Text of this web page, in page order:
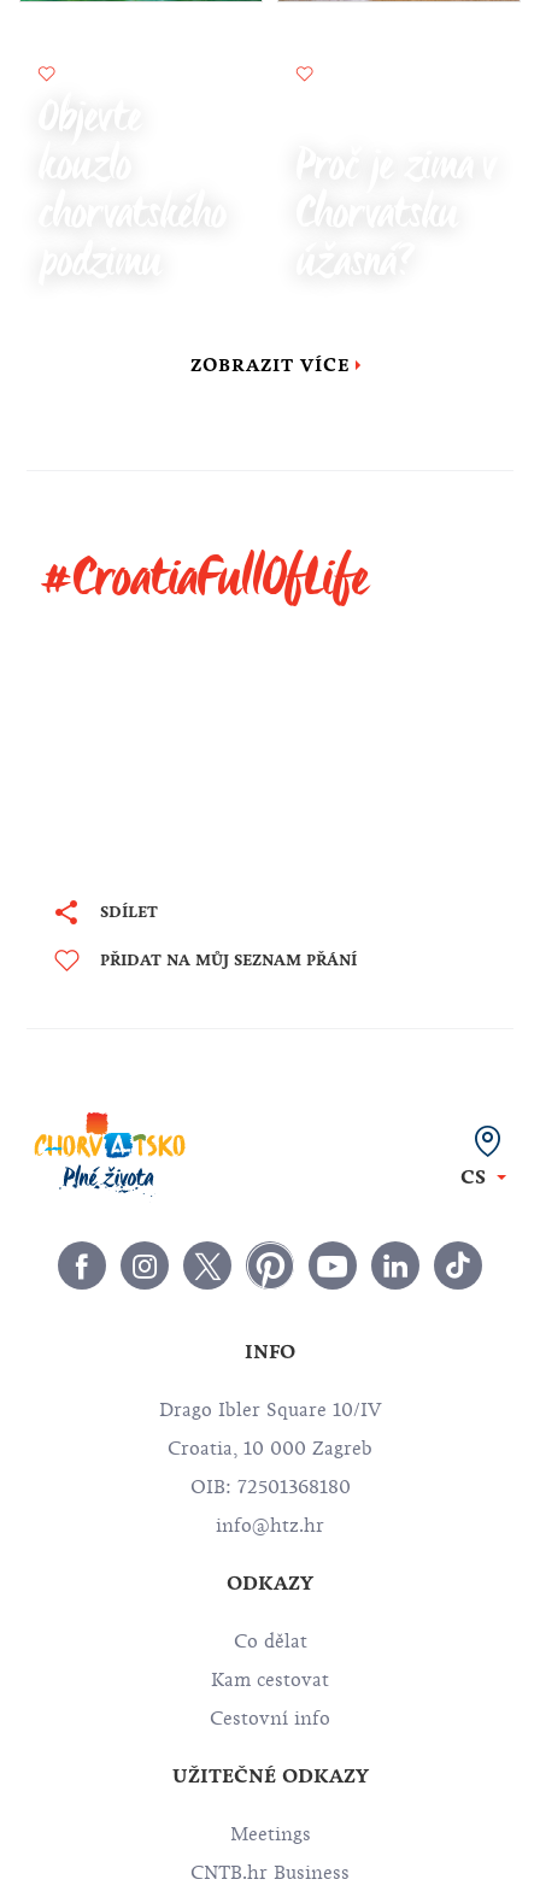
Objevte
ZOBRAZIT VÍCE
#CroatiaFullOfLife
SDÍLET
PŘIDAT NA MŮJ SEZNAM PŘÁNÍ
CS
INFO
Drago Ibler Square 10/IV
Croatia, 10 000 Zagreb
OIB: 72501368180
info@htz.hr
ODKAZY
Co dělat
Kam cestovat
Cestovní info
UŽITEČNÉ ODKAZY
Meetings
CNTB.hr Business